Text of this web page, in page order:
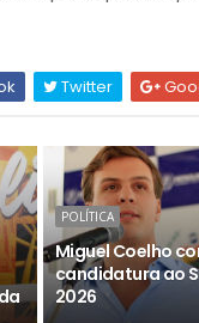
Twitter
POLÍTICA
Miguel Coelho
candidatura ao
2026